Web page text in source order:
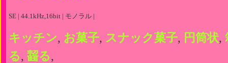
SE | 44.1kHz,16bit | モノラル |
キッチン, お菓子, スナック菓子, 円筒状,
る, 齧る,